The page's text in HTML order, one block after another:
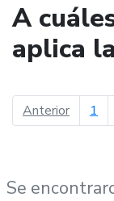
A
aplica
Anteriorpágina
1
Se